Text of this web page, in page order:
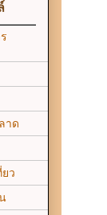
าด
ว